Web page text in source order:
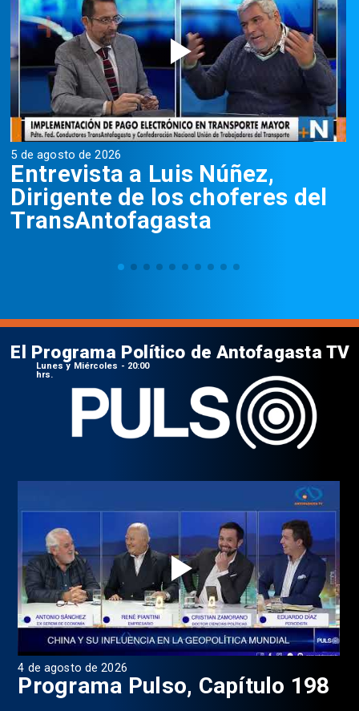
5 de agosto de 2026
Entrevista a Luis Núñez,
Dirigente de los choferes del
TransAntofagasta
4 de agosto de 2026
Programa Pulso, Capítulo 198
El Programa Político de Antofagasta TV
Lunes y Miércoles - 20:00
hrs.